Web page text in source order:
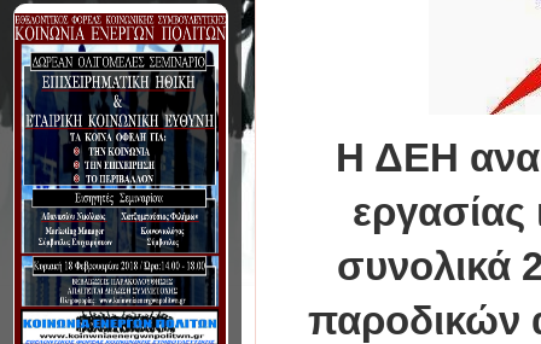
Η ΔΕΗ
εργασίας
συνολικά
παροδικών